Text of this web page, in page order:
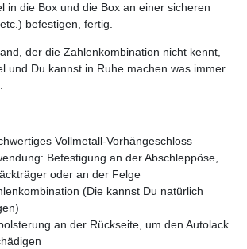
in die Box und die Box an einer sicheren
befestigen, fertig.
der die Zahlenkombination nicht kennt,
und Du kannst in Ruhe machen was immer
Vollmetall-Vorhängeschloss
Befestigung an der Abschleppöse,
oder an der Felge
(Die kannst Du natürlich
an der Rückseite, um den Autolack